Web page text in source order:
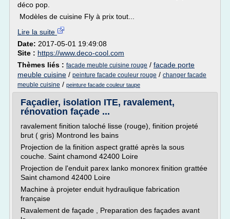
déco pop.
Modèles de cuisine Fly à prix tout...
Lire la suite
Date: 2017-05-01 19:49:08
Site : https://www.deco-cool.com
Thèmes liés : facade meuble cuisine rouge / facade porte
meuble cuisine / peinture facade couleur rouge / changer facade
meuble cuisine / peinture facade couleur taupe
Façadier, isolation ITE, ravalement,
rénovation façade ...
ravalement finition taloché lisse (rouge), finition projeté
brut ( gris) Montrond les bains
Projection de la finition aspect gratté après la sous
couche. Saint chamond 42400 Loire
Projection de l'enduit parex lanko monorex finition grattée
Saint chamond 42400 Loire
Machine à projeter enduit hydraulique fabrication
française
Ravalement de façade , Preparation des façades avant